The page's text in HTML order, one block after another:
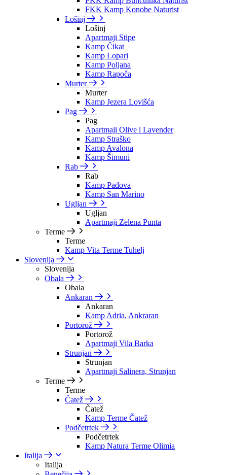
FKK Kamp Konobe Naturist
Lošinj
Lošinj
Apartmaji Stipe
Kamp Čikat
Kamp Lopari
Kamp Poljana
Kamp Rapoča
Murter
Murter
Kamp Jezera Lovišća
Pag
Pag
Apartmaji Olive i Lavender
Kamp Straško
Kamp Avalona
Kamp Šimuni
Rab
Rab
Kamp Padova
Kamp San Marino
Ugljan
Ugljan
Apartmaji Zelena Punta
Terme
Terme
Kamp Vita Terme Tuhelj
Slovenija
Slovenija
Obala
Obala
Ankaran
Ankaran
Kamp Adria, Ankraran
Portorož
Portorož
Apartmaji Vila Barka
Strunjan
Strunjan
Apartmaji Salinera, Strunjan
Terme
Terme
Čatež
Čatež
Kamp Terme Čatež
Podčetrtek
Podčetrtek
Kamp Natura Terme Olimia
Italija
Italija